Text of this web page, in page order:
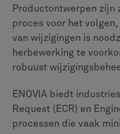
kwaliteitsbeheer nodig
ENOVIA integreert
het hele
kwaliteitsstatistieken
meer holistische kijk
deze misschien niet
gespecialiseerde tools